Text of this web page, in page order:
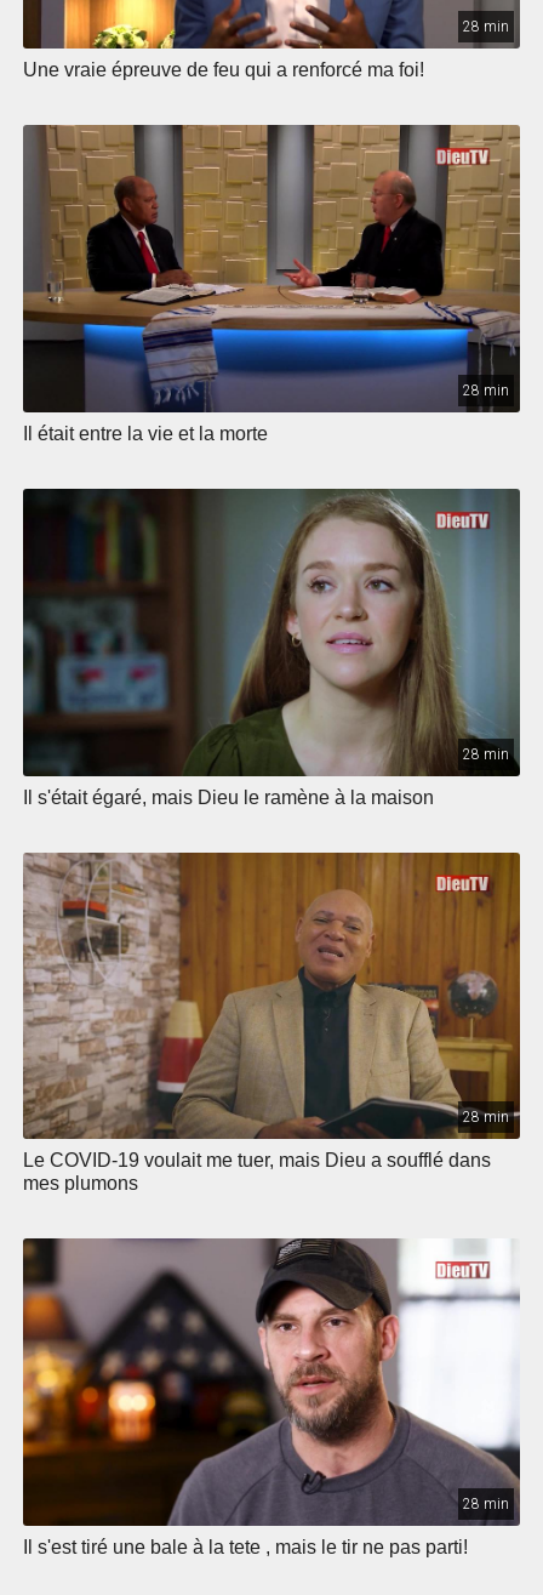
28 min
Une vraie épreuve de feu qui a renforcé ma foi!
28 min
Il était entre la vie et la morte
28 min
Il s'était égaré, mais Dieu le ramène à la maison
28 min
Le COVID-19 voulait me tuer, mais Dieu a soufflé dans
mes plumons
28 min
Il s'est tiré une bale à la tete , mais le tir ne pas parti!